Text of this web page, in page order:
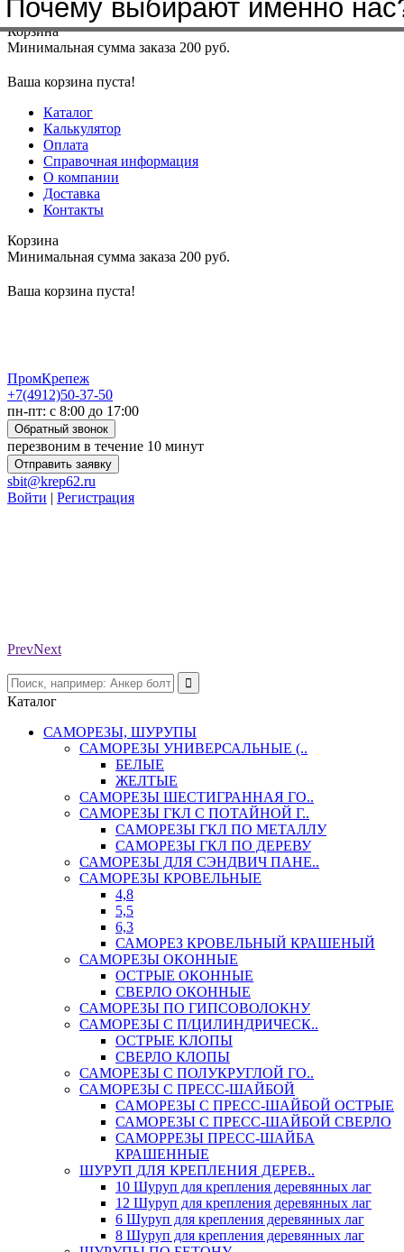
Меню+7(4912)50-37-50sbit@krep62.ru
Корзина
Минимальная сумма заказа 200 руб.
Ваша корзина пуста!
Каталог
Калькулятор
Оплата
Справочная информация
О компании
Доставка
Контакты
Корзина
Минимальная сумма заказа 200 руб.
Ваша корзина пуста!
ПромКрепеж
+7(4912)50-37-50
пн-пт: с 8:00 до 17:00
Обратный звонок
перезвоним в течение 10 минут
Отправить заявку
sbit@krep62.ru
Войти | Регистрация
PrevNext
Каталог
САМОРЕЗЫ, ШУРУПЫ
САМОРЕЗЫ УНИВЕРСАЛЬНЫЕ (..
БЕЛЫЕ
ЖЕЛТЫЕ
САМОРЕЗЫ ШЕСТИГРАННАЯ ГО..
САМОРЕЗЫ ГКЛ С ПОТАЙНОЙ Г..
САМОРЕЗЫ ГКЛ ПО МЕТАЛЛУ
САМОРЕЗЫ ГКЛ ПО ДЕРЕВУ
САМОРЕЗЫ ДЛЯ СЭНДВИЧ ПАНЕ..
САМОРЕЗЫ КРОВЕЛЬНЫЕ
4,8
5,5
6,3
САМОРЕЗ КРОВЕЛЬНЫЙ КРАШЕНЫЙ
САМОРЕЗЫ ОКОННЫЕ
ОСТРЫЕ ОКОННЫЕ
СВЕРЛО ОКОННЫЕ
САМОРЕЗЫ ПО ГИПСОВОЛОКНУ
САМОРЕЗЫ С П/ЦИЛИНДРИЧЕСК..
ОСТРЫЕ КЛОПЫ
СВЕРЛО КЛОПЫ
САМОРЕЗЫ С ПОЛУКРУГЛОЙ ГО..
САМОРЕЗЫ С ПРЕСС-ШАЙБОЙ
САМОРЕЗЫ С ПРЕСС-ШАЙБОЙ ОСТРЫЕ
САМОРЕЗЫ С ПРЕСС-ШАЙБОЙ СВЕРЛО
САМОРРЕЗЫ ПРЕСС-ШАЙБА
КРАШЕННЫЕ
ШУРУП ДЛЯ КРЕПЛЕНИЯ ДЕРЕВ..
10 Шуруп для крепления деревянных лаг
12 Шуруп для крепления деревянных лаг
6 Шуруп для крепления деревянных лаг
8 Шуруп для крепления деревянных лаг
Почему выбирают именно